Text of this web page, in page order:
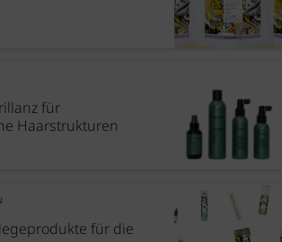
für
Haarstrukturen
für die